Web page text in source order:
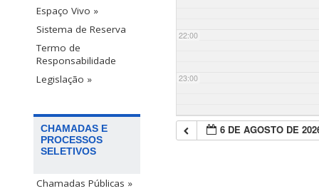
Espaço Vivo »
Sistema de Reserva
Termo de
Responsabilidade
Legislação »
CHAMADAS E
PROCESSOS
SELETIVOS
Chamadas Públicas »
22:00
23:00
6 DE AGOSTO DE